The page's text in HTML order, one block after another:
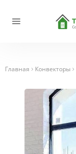
Главная Конвекторы